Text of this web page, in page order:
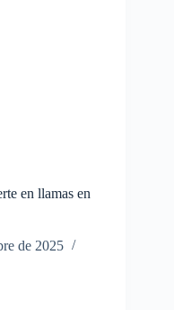
en llamas en
de 2025